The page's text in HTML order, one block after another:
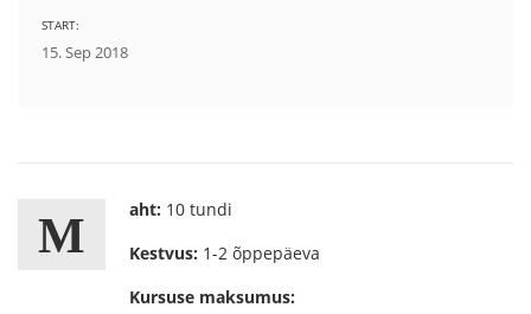
START:
15. Sep 2018
M aht: 10 tundi
Kestvus: 1-2 õppepäeva
Kursuse maksumus: